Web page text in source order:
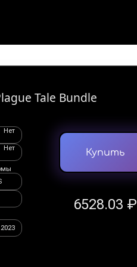
Tale Bundle
Нет
Нет Купить
6528.03 ₽